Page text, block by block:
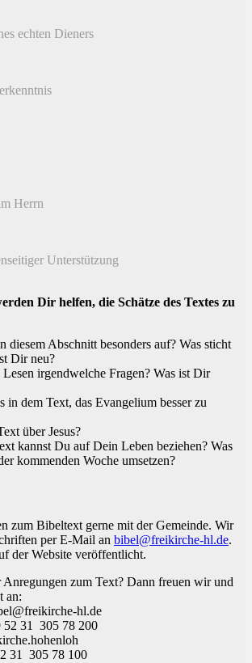
echten Dieners
Herrn
Unterstützung
Dir helfen, die Schätze des Textes zu
diesem Abschnitt besonders auf? Was sticht
Dir neu?
irgendwelche Fragen? Was ist Dir
dem Text, das Evangelium besser zu
über Jesus?
kannst Du auf Dein Leben beziehen? Was
kommenden Woche umsetzen?
zum Bibeltext gerne mit der Gemeinde. Wir
per E-Mail an bibel@freikirche-hl.de.
der Website veröffentlicht.
Anregungen zum Text? Dann freuen wir und
an:
hl.de
31 305 78 200
305 78 100